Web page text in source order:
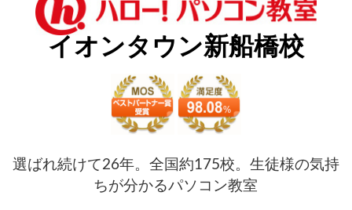
イオンタウン新船橋校
選ばれ続けて26年。全国約175校。生徒様の気持
ちが分かるパソコン教室